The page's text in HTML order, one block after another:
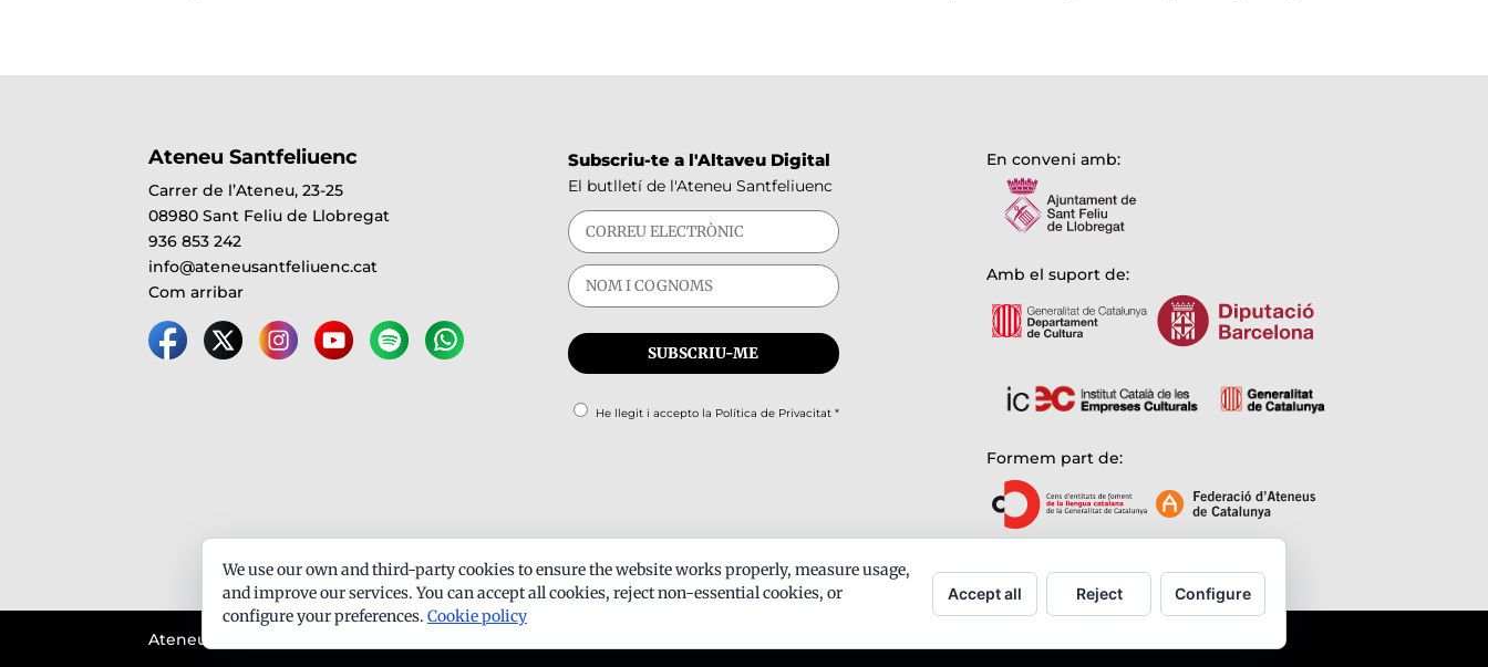
Ateneu Santfeliuenc
Carrer de l’Ateneu, 23-25
08980 Sant Feliu de Llobregat
936 853 242
info@ateneusantfeliuenc.cat
Com arribar
Subscriu-te a l'Altaveu Digital
El butlletí de l'Ateneu Santfeliuenc
He llegit i accepto la Política de Privacitat*
En conveni amb:
Amb el suport de:
Formem part de:
Ateneu Santfeliuenc - Tots els drets reservats -
We use our own and third-party cookies to ensure the website works properly, measure usage,
and improve our services. You can accept all cookies, reject non-essential cookies, or
configure your preferences. Cookie policy
Accept all Reject Configure